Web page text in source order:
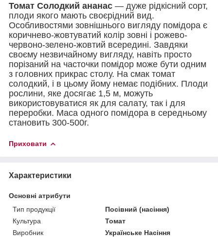
Томат Солодкий ананас — дуже рідкісний сорт,
плоди якого мають своєрідний вид.
Особливостями зовнішнього вигляду помідора є
коричнево-жовтуватий колір зовні і рожево-
червоно-зелено-жовтий всередині. Завдяки
своєму незвичайному вигляду, навіть просто
порізаний на часточки помідор може бути одним
з головних прикрас столу. На смак томат
солодкий, і в цьому йому немає подібних. Плоди
рослини, яке досягає 1,5 м, можуть
використовуватися як для салату, так і для
переробки. Маса одного помідора в середньому
становить 300-500г.
Приховати
Характеристики
Основні атрибути
Тип продукції
Посівний (насіння)
Культура
Томат
Виробник
Українське Насіння